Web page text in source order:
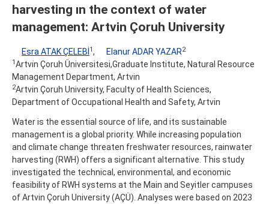
harvesting ın the context of water
management: Artvin Çoruh University
Esra ATAK ÇELEBİ 1, Elanur ADAR YAZAR2
1Artvi̇n Çoruh Üniversitesi,Graduate Institute, Natural Resource
Management Department, Artvin
2Artvin Çoruh University, Faculty of Health Sciences,
Department of Occupational Health and Safety, Artvin
Water is the essential source of life, and its sustainable
management is a global priority. While increasing population
and climate change threaten freshwater resources, rainwater
harvesting (RWH) offers a significant alternative. This study
investigated the technical, environmental, and economic
feasibility of RWH systems at the Main and Seyitler campuses
of Artvin Çoruh University (AÇÜ). Analyses were based on 2023